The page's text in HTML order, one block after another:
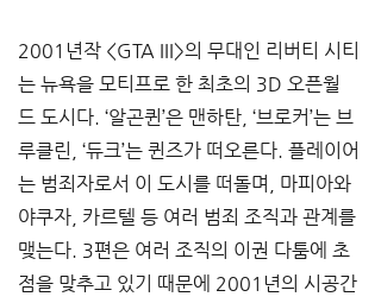
2001년작 <GTA III>의 무대인 리버티 시티
는 뉴욕을 모티프로 한 최초의 3D 오픈월
드 도시다. ‘알곤퀸’은 맨하탄, ‘브로커’는 브
루클린, ‘듀크’는 퀸즈가 떠오른다. 플레이어
는 범죄자로서 이 도시를 떠돌며, 마피아와
야쿠자, 카르텔 등 여러 범죄 조직과 관계를
맺는다. 3편은 여러 조직의 이권 다툼에 초
점을 맞추고 있기 때문에 2001년의 시공간